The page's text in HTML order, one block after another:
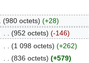
(980 octets) (+28)
. . (952 octets) (-146)
(1 098 octets) (+262)
(836 octets) (+579)